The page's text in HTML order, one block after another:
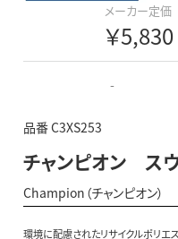
メーカー定価
￥5,830
-
品番 C3XS253
チャンピオン ス
Champion（チャンピオン）
環境に配慮されたリサイクルポリエ